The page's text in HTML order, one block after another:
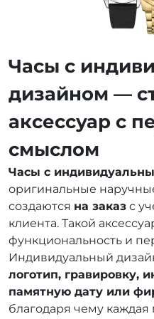
Часы с
дизайном —
аксессуар с
смыслом
Часы с
оригинальные
создаются на заказ с
клиента. Такой
функциональность и
Индивидуальный
логотип, гравировку,
памятную дату или
благодаря чему каждая